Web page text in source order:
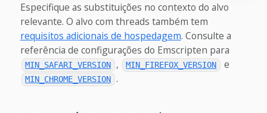
Especifique as substituições no contexto do alvo
relevante. O alvo com threads também tem
requisitos adicionais de hospedagem. Consulte a
referência de configurações do Emscripten para
MIN_SAFARI_VERSION , MIN_FIREFOX_VERSION e
MIN_CHROME_VERSION .